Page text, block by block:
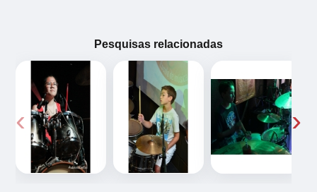
Pesquisas relacionadas
‹ ›